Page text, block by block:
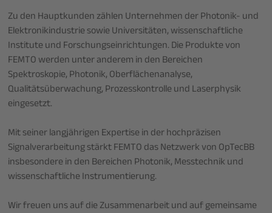
Zu den Hauptkunden zählen Unternehmen der Photonik- und
Elektronikindustrie sowie Universitäten, wissenschaftliche
Institute und Forschungseinrichtungen. Die Produkte von
FEMTO werden unter anderem in den Bereichen
Spektroskopie, Photonik, Oberflächenanalyse,
Qualitätsüberwachung, Prozesskontrolle und Laserphysik
eingesetzt.
Mit seiner langjährigen Expertise in der hochpräzisen
Signalverarbeitung stärkt FEMTO das Netzwerk von OpTecBB
insbesondere in den Bereichen Photonik, Messtechnik und
wissenschaftliche Instrumentierung.
Wir freuen uns auf die Zusammenarbeit und auf gemeinsame